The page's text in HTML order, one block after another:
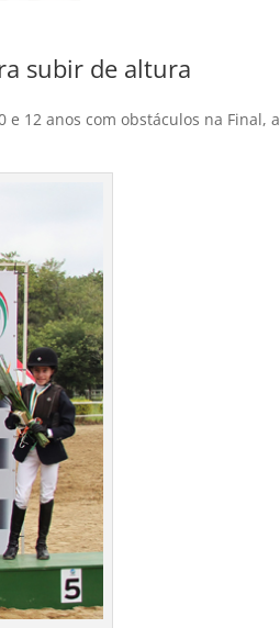
subir de altura
12 anos com obstáculos na Final, a